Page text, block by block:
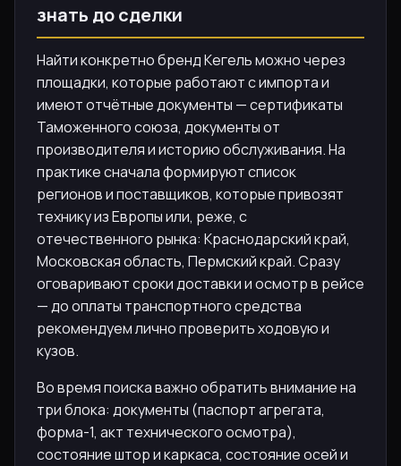
знать до сделки
Найти конкретно бренд Кегель можно через
площадки, которые работают с импорта и
имеют отчётные документы — сертификаты
Таможенного союза, документы от
производителя и историю обслуживания. На
практике сначала формируют список
регионов и поставщиков, которые привозят
технику из Европы или, реже, с
отечественного рынка: Краснодарский край,
Московская область, Пермский край. Сразу
оговаривают сроки доставки и осмотр в рейсе
— до оплаты транспортного средства
рекомендуем лично проверить ходовую и
кузов.
Во время поиска важно обратить внимание на
три блока: документы (паспорт агрегата,
форма-1, акт технического осмотра),
состояние штор и каркаса, состояние осей и